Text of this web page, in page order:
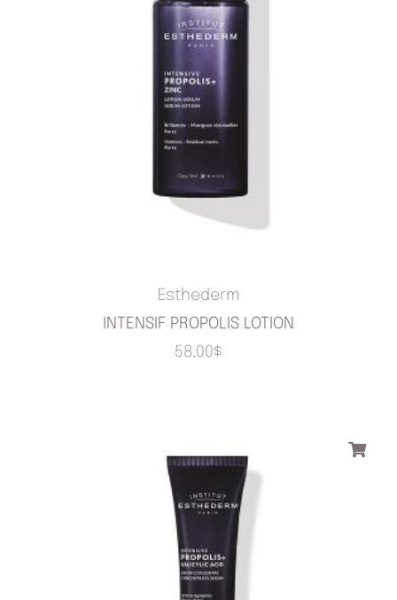
Esthederm
INTENSIF PROPOLIS LOTION
58.00$